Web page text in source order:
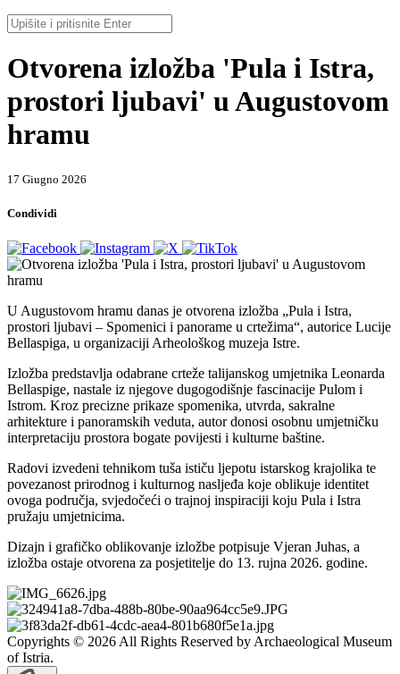
Otvorena izložba 'Pula i Istra,
prostori ljubavi' u Augustovom
hramu
17 Giugno 2026
Condividi
U Augustovom hramu danas je otvorena izložba „Pula i Istra,
prostori ljubavi – Spomenici i panorame u crtežima“, autorice Lucije
Bellaspiga, u organizaciji Arheološkog muzeja Istre.
Izložba predstavlja odabrane crteže talijanskog umjetnika Leonarda
Bellaspige, nastale iz njegove dugogodišnje fascinacije Pulom i
Istrom. Kroz precizne prikaze spomenika, utvrda, sakralne
arhitekture i panoramskih veduta, autor donosi osobnu umjetničku
interpretaciju prostora bogate povijesti i kulturne baštine.
Radovi izvedeni tehnikom tuša ističu ljepotu istarskog krajolika te
povezanost prirodnog i kulturnog nasljeđa koje oblikuje identitet
ovoga područja, svjedočeći o trajnoj inspiraciji koju Pula i Istra
pružaju umjetnicima.
Dizajn i grafičko oblikovanje izložbe potpisuje Vjeran Juhas, a
izložba ostaje otvorena za posjetitelje do 13. rujna 2026. godine.
Copyrights © 2026 All Rights Reserved by Archaeological Museum
of Istria.